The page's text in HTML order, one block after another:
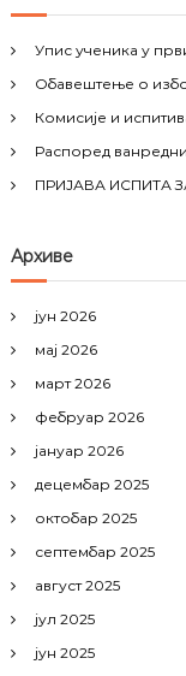
c
f
o
r
Упис ученика у
Обавештење о
Комисије и
Распоред
ПРИЈАВА ИСПИТА
Архиве
јун 2026
мај 2026
март 2026
фебруар 2026
јануар 2026
децембар 2025
октобар 2025
септембар 2025
август 2025
јул 2025
јун 2025